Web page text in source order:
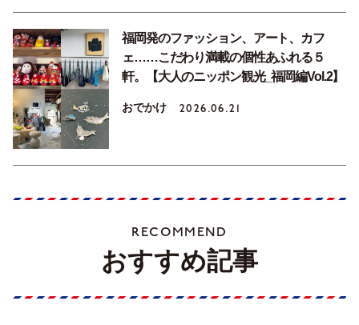
福岡発のファッション、アート、カフ
ェ……こだわり満載の個性あふれる５
軒。【大人のニッポン観光_福岡編Vol.2】
おでかけ 2026.06.21
RECOMMEND
おすすめ記事